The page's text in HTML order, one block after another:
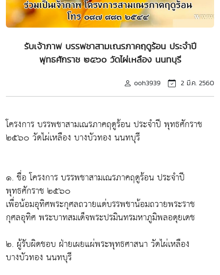
รับเจ้าภาพ บรรพชาสามเณรภาคฤดูร้อน ประจำปี
พุทธศักราช ๒๕๖๐ วัดไผ่เหลือง นนทบุรี
ooh3939 2 มี.ค. 2560
โครงการ บรรพชาสามเณรภาคฤดูร้อน ประจำปี พุทธศักราช
๒๕๖๐ วัดไผ่เหลือง บางบัวทอง นนทบุรี
๑. ชื่อ โครงการ บรรพชาสามเณรภาคฤดูร้อน ประจำปี
พุทธศักราช ๒๕๖๐
เพื่อน้อมอุทิศพระกุศลถวายแด่บรรพชาน้อมถวายพระราช
กุศลอุทิศ พระบาทสมเด็จพระปรมินทรมหาภูมิพลอดุยเดช
๒. ผู้รับผิดชอบ ฝ่ายเผยแผ่พระพุทธศาสนา วัดไผ่เหลือง
บางบัวทอง นนทบุรี